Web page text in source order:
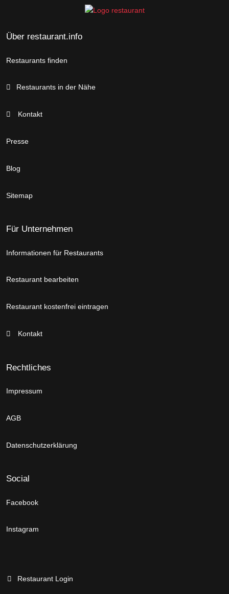
Über restaurant.info
Restaurants finden
Restaurants in der Nähe
Kontakt
Presse
Blog
Sitemap
Für Unternehmen
Informationen für Restaurants
Restaurant bearbeiten
Restaurant kostenfrei eintragen
Kontakt
Rechtliches
Impressum
AGB
Datenschutzerklärung
Social
Facebook
Instagram
Restaurant Login